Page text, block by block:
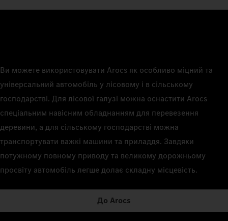
Ви можете використовувати Arocs як особливо міцний та
універсальний автомобіль у лісовому і в сільському
господарстві. Для лісової галузі можна оснастити Arocs
спеціальним навісним обладнанням для перевезення
деревини, а для сільському господарстві можна
транспортувати важкі машини та приладдя. Завдяки
потужному повному приводу та великому дорожньому
просвіту автомобіль легше долає складну місцевість.
До Arocs